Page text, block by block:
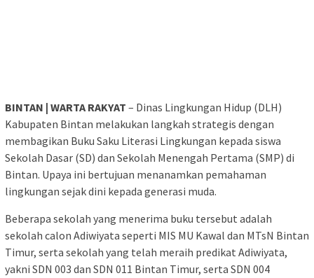
BINTAN | WARTA RAKYAT – Dinas Lingkungan Hidup (DLH)
Kabupaten Bintan melakukan langkah strategis dengan
membagikan Buku Saku Literasi Lingkungan kepada siswa
Sekolah Dasar (SD) dan Sekolah Menengah Pertama (SMP) di
Bintan. Upaya ini bertujuan menanamkan pemahaman
lingkungan sejak dini kepada generasi muda.
Beberapa sekolah yang menerima buku tersebut adalah
sekolah calon Adiwiyata seperti MIS MU Kawal dan MTsN Bintan
Timur, serta sekolah yang telah meraih predikat Adiwiyata,
yakni SDN 003 dan SDN 011 Bintan Timur, serta SDN 004